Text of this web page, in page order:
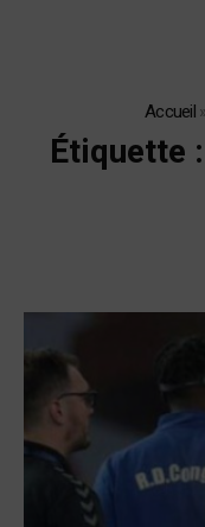
Accueil»
Étiquette :